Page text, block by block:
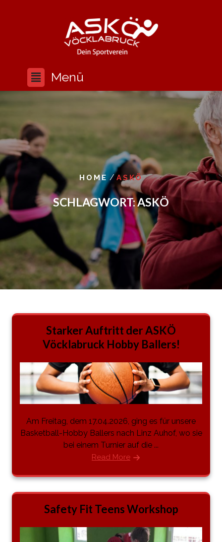
HOME /ASKÖ
SCHLAGWORT:ASKÖ
Starker Auftritt der ASKÖ
Vöcklabruck Hobby Ballers!
Am Freitag, dem 17.04.2026, ging es für unsere
Basketball-Hobby Ballers nach Linz Auhof, wo sie
bei einem Turnier auf die ...
Read More
Safety Fit Teens Workshop